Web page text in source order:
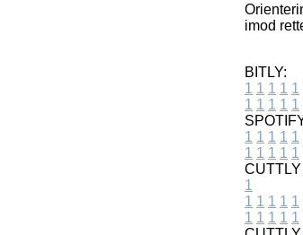
imod
BITLY:
1 1 1 1 1
1 1 1 1 1
1 1 1 1 1
1 1 1 1 1
CUTTLY
1
1 1 1 1 1
1 1 1 1 1